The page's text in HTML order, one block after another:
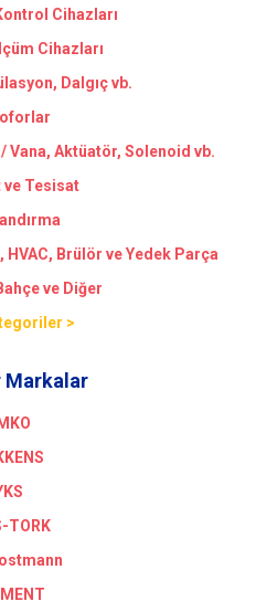
Cihazları
Cihazları
Dalgıç vb.
Vana, Aktüatör, Solenoid vb.
ve Tesisat
Brülör ve Yedek Parça
ve Diğer
>
Markalar
TORK